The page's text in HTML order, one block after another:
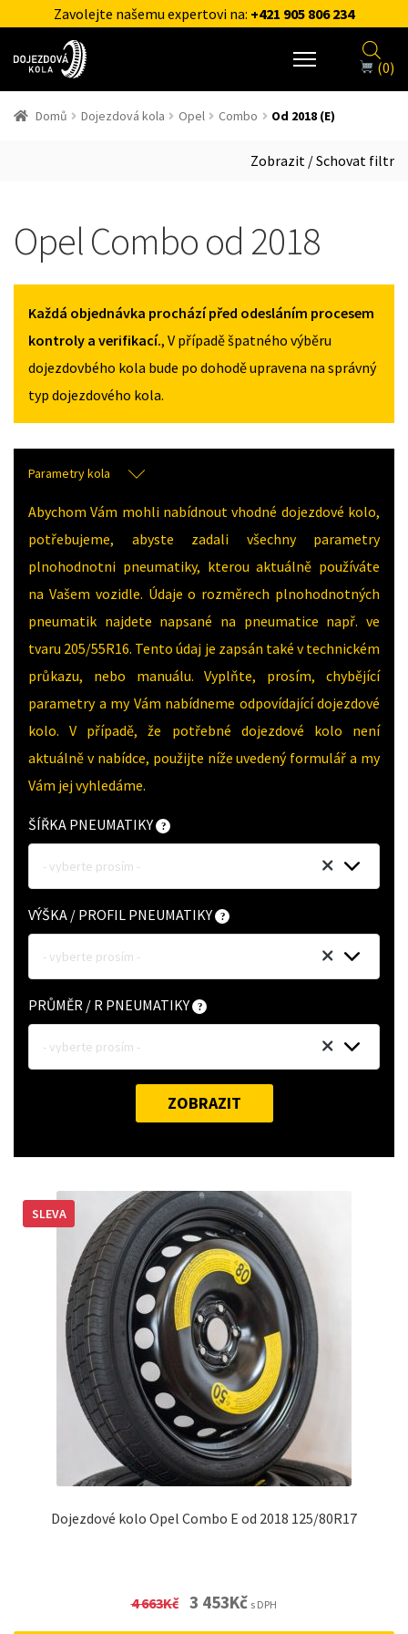
Zavolejte našemu expertovi na: +421 905 806 234
(0)
Domů Dojezdová kola Opel Combo Od 2018 (E)
Zobrazit / Schovat filtr
Opel Combo od 2018
Každá objednávka prochází před odesláním procesem
kontroly a verifikací., V případě špatného výběru
dojezdovbého kola bude po dohodě upravena na správný
typ dojezdového kola.
Parametry kola
Abychom Vám mohli nabídnout vhodné dojezdové kolo,
potřebujeme, abyste zadali všechny parametry
plnohodnotni pneumatiky, kterou aktuálně používáte
na Vašem vozidle. Údaje o rozměrech plnohodnotných
pneumatik najdete napsané na pneumatice např. ve
tvaru 205/55R16. Tento údaj je zapsán také v technickém
průkazu, nebo manuálu. Vyplňte, prosím, chybějící
parametry a my Vám nabídneme odpovídající dojezdové
kolo. V případě, že potřebné dojezdové kolo není
aktuálně v nabídce, použijte níže uvedený formulář a my
Vám jej vyhledáme.
ŠÍŘKA PNEUMATIKY
- vyberte prosím -
VÝŠKA / PROFIL PNEUMATIKY
- vyberte prosím -
PRŮMĚR / R PNEUMATIKY
- vyberte prosím -
ZOBRAZIT
Dojezdové kolo Opel Combo E od 2018 125/80R17
SLEVA
4 663Kč Original
3 453KčCurrent
s DPH